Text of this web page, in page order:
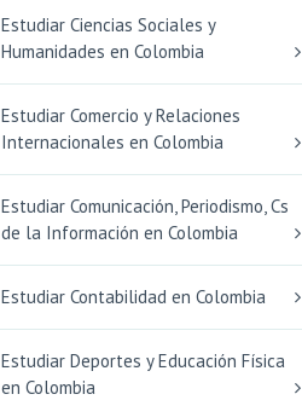
Estudiar Ciencias Sociales y
Humanidades en Colombia
Estudiar Comercio y Relaciones
Internacionales en Colombia
Estudiar Comunicación, Periodismo, Cs
de la Información en Colombia
Estudiar Contabilidad en Colombia
Estudiar Deportes y Educación Física
en Colombia